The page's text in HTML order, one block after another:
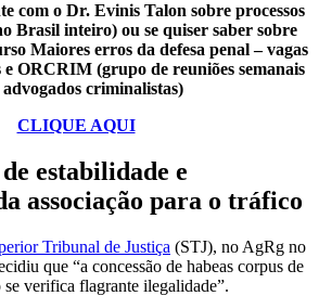
com o Dr. Evinis Talon sobre processos
Brasil inteiro) ou se quiser saber sobre
Maiores erros da defesa penal – vagas
ORCRIM (grupo de reuniões semanais
advogados criminalistas)
CLIQUE AQUI
estabilidade e
associação para o tráfico
Tribunal de Justiça (STJ), no AgRg no
que “a concessão de habeas corpus de
verifica flagrante ilegalidade”.